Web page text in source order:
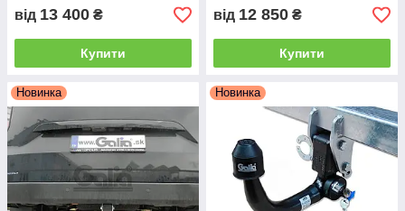
від 13 400 ₴
Купити
від 12 850 ₴
Купити
Новинка Новинка